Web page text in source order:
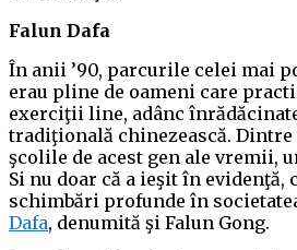
Falun Dafa
În anii ’90, parcurile celei mai
erau pline de oameni care
exerciţii line, adânc
tradiţională chinezească.
şcolile de acest gen ale vremii,
Si nu doar că a ieşit în evidenţă,
schimbări profunde în
Dafa, denumită şi Falun Gong.